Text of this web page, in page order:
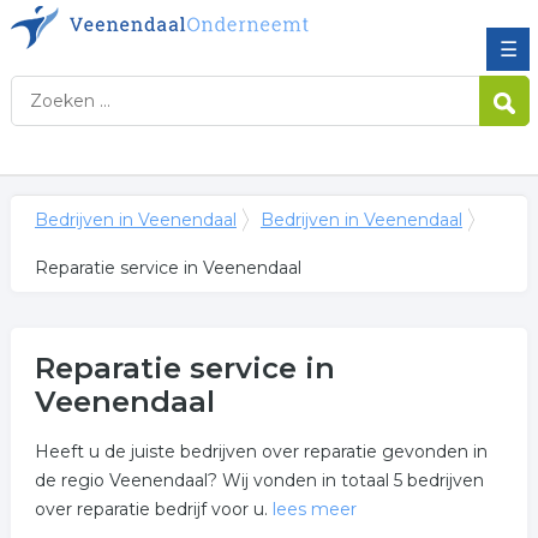
☰
Bedrijven in Veenendaal Bedrijven in Veenendaal
Reparatie service in Veenendaal
Reparatie service in
Veenendaal
Heeft u de juiste bedrijven over reparatie gevonden in
de regio Veenendaal? Wij vonden in totaal 5 bedrijven
over reparatie bedrijf voor u. lees meer